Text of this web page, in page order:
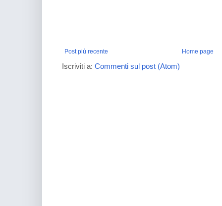
Post più recente Home page
Iscriviti a: Commenti sul post (Atom)